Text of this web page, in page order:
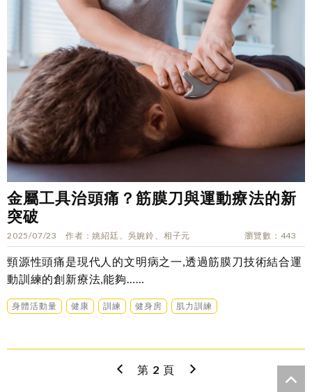
金屬工具治頭痛？筋膜刀與運動療法的新
突破
2025/07/23 作者 姚紹廷、吳婉鈴、相子元 瀏覽數 443
頸源性頭痛是現代人的文明病之一,透過筋膜刀技術結合運
動訓練的創新療法,能夠……
身體活動量 健康 訓練 健身房 肌力訓練
第 2 頁